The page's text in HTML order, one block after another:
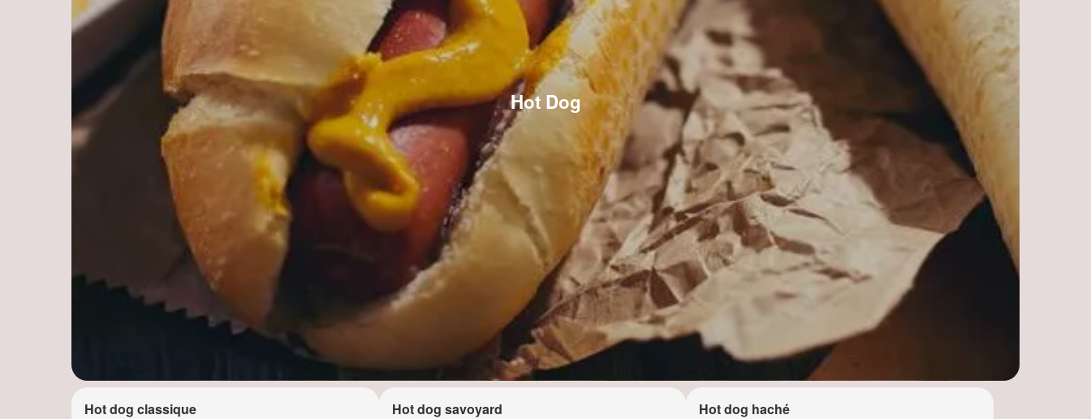
Hot Dog
Hot dog classique Hot dog savoyard Hot dog haché